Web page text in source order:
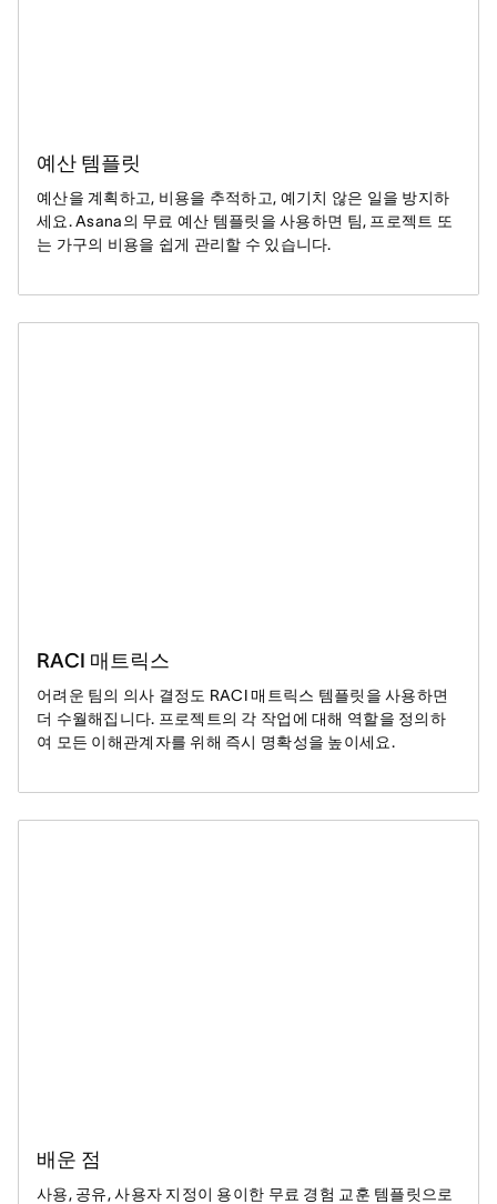
예산 템플릿
예산을 계획하고, 비용을 추적하고, 예기치 않은 일을 방지하
세요. Asana의 무료 예산 템플릿을 사용하면 팀, 프로젝트 또
는 가구의 비용을 쉽게 관리할 수 있습니다.
RACI 매트릭스
어려운 팀의 의사 결정도 RACI 매트릭스 템플릿을 사용하면
더 수월해집니다. 프로젝트의 각 작업에 대해 역할을 정의하
여 모든 이해관계자를 위해 즉시 명확성을 높이세요.
배운 점
사용, 공유, 사용자 지정이 용이한 무료 경험 교훈 템플릿으로